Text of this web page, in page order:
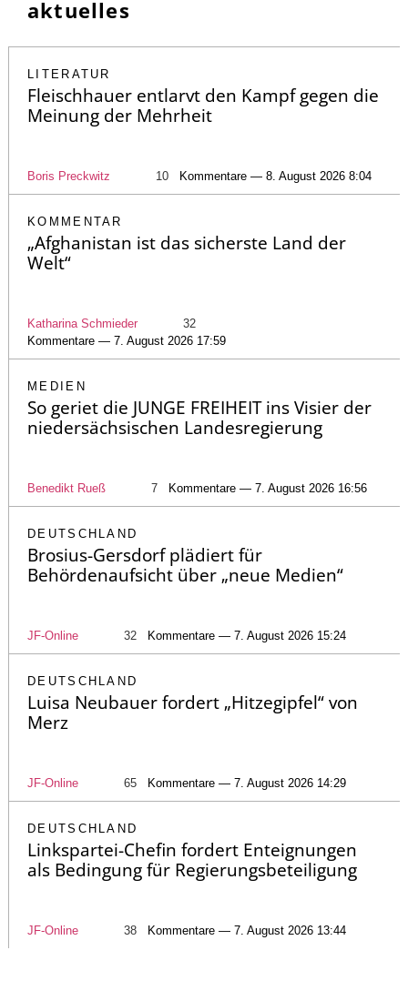
aktuelles
LITERATUR
Fleischhauer entlarvt den Kampf gegen die
Meinung der Mehrheit
Boris Preckwitz 10 Kommentare — 8. August 2026 8:04
KOMMENTAR
„Afghanistan ist das sicherste Land der
Welt“
Katharina Schmieder
32
Kommentare — 7. August 2026 17:59
MEDIEN
So geriet die JUNGE FREIHEIT ins Visier der
niedersächsischen Landesregierung
Benedikt Rueß 7 Kommentare — 7. August 2026 16:56
DEUTSCHLAND
Brosius-Gersdorf plädiert für
Behördenaufsicht über „neue Medien“
JF-Online 32 Kommentare — 7. August 2026 15:24
DEUTSCHLAND
Luisa Neubauer fordert „Hitzegipfel“ von
Merz
JF-Online 65 Kommentare — 7. August 2026 14:29
DEUTSCHLAND
Linkspartei-Chefin fordert Enteignungen
als Bedingung für Regierungsbeteiligung
JF-Online 38 Kommentare — 7. August 2026 13:44